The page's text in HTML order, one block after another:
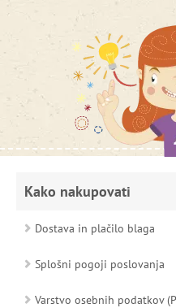
Kako nakupovati
Dostava in plačilo blaga
Splošni pogoji poslovanja
Varstvo osebnih podatkov